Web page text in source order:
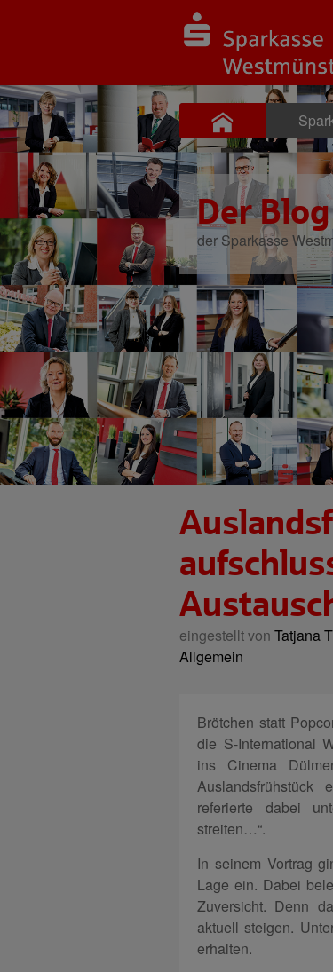
Der Blog
der Sparkasse
eingestellt von Tatjana
Allgemein
Brötchen statt
die S-International
ins Cinema
referierte dabei
streiten…“.
In seinem Vortrag
Lage ein. Dabei
Zuversicht. Denn
aktuell steigen.
erhalten.